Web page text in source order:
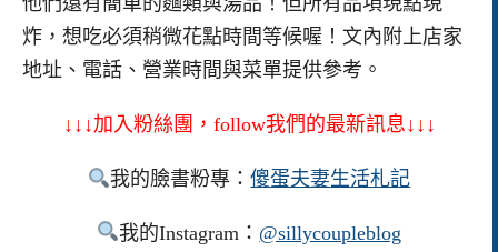
炸，想吃必須稍微花點時間等候喔！文內附上店家
地址、電話、營業時間與菜單提供參考。
↓↓↓加入粉絲團，follow我們的最新訊息↓↓↓
我的臉書粉專：傻蛋夫妻生活札記
我的Instagram： @sillycoupleblog